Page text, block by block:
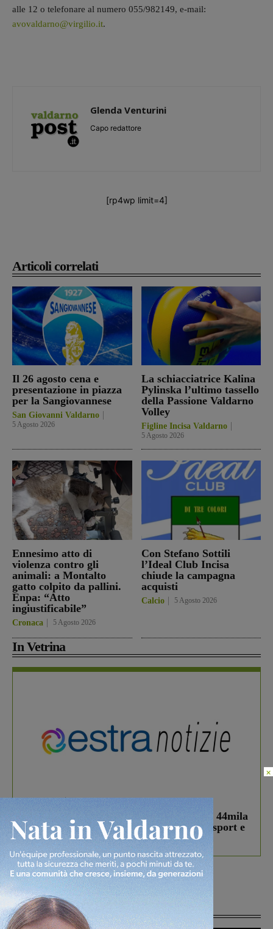
Articoli correlati
Il 26 agosto cena e
presentazione in piazza
per la Sangiovannese
San Giovanni Valdarno
5 Agosto 2026
La schiacciatrice Kalina
Pylinska l’ultimo tassello
della Passione Valdarno
Volley
Figline Incisa Valdarno
5 Agosto 2026
Ennesimo atto di
violenza contro gli
animali: a Montalto
gatto colpito da pallini.
Enpa: “Atto
ingiustificabile”
Cronaca 5 Agosto 2026
Con Stefano Sottili
l’Ideal Club Incisa
chiude la campagna
acquisti
Calcio 5 Agosto 2026
In Vetrina
Estra Notizie agosto: Smart Cities, oltre 44mila
studenti coinvolti, torna il bando per lo sport e
debutta il podcast Estrair
Più lette
alle 12 o telefonare al numero 055/982149, e-mail:
avovaldarno@virgilio.it.
Glenda Venturini
Capo redattore
[rp4wp limit=4]
×